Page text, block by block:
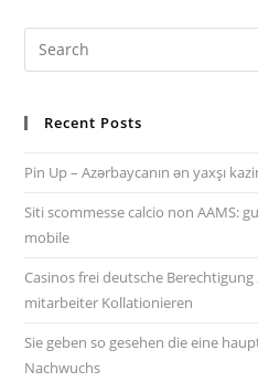
Recent Posts
Pin Up – Azərbaycanın ən yaxşı
Siti scommesse calcio non AAMS:
mobile
Casinos frei deutsche
mitarbeiter Kollationieren
Sie geben so gesehen die eine
Nachwuchs